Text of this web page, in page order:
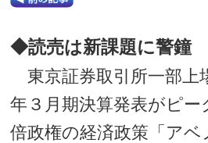
◆読売は新課題に警鐘
東京証券取引所一部上
年３月期決算発表がピ
倍政権の経済政策「アベ